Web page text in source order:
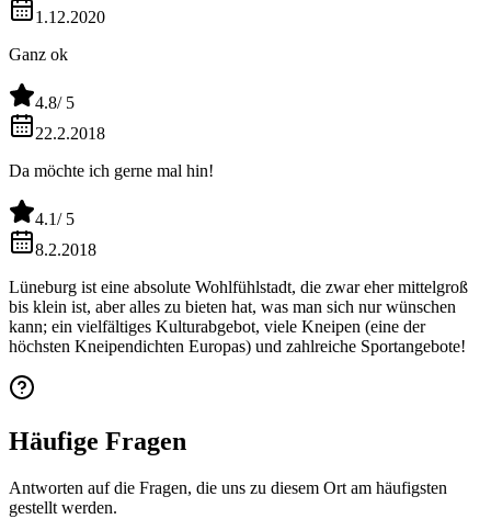
1.12.2020
Ganz ok
4.8/ 5
22.2.2018
Da möchte ich gerne mal hin!
4.1/ 5
8.2.2018
Lüneburg ist eine absolute Wohlfühlstadt, die zwar eher mittelgroß
bis klein ist, aber alles zu bieten hat, was man sich nur wünschen
kann; ein vielfältiges Kulturabgebot, viele Kneipen (eine der
höchsten Kneipendichten Europas) und zahlreiche Sportangebote!
Häufige Fragen
Antworten auf die Fragen, die uns zu diesem Ort am häufigsten
gestellt werden.